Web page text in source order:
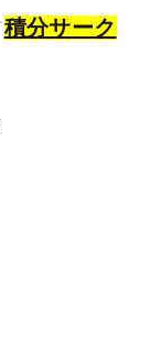
積分サーク